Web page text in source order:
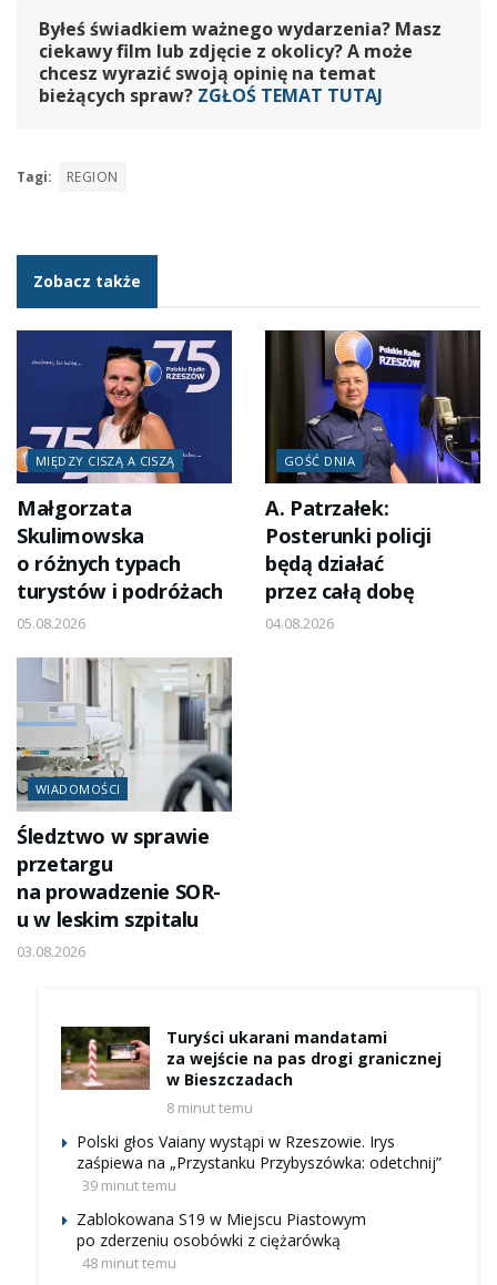
Byłeś świadkiem ważnego wydarzenia? Masz
ciekawy film lub zdjęcie z okolicy? A może
chcesz wyrazić swoją opinię na temat
bieżących spraw? ZGŁOŚ TEMAT TUTAJ
Tagi: REGION
Zobacz także
MIĘDZY CISZĄ A CISZĄ
Małgorzata
Skulimowska
o różnych typach
turystów i podróżach
05.08.2026
GOŚĆ DNIA
A. Patrzałek:
Posterunki policji
będą działać
przez całą dobę
04.08.2026
WIADOMOŚCI
Śledztwo w sprawie
przetargu
na prowadzenie SOR-
u w leskim szpitalu
03.08.2026
Turyści ukarani mandatami
za wejście na pas drogi granicznej
w Bieszczadach
8 minut temu
Polski głos Vaiany wystąpi w Rzeszowie. Irys
zaśpiewa na „Przystanku Przybyszówka: odetchnij”
39 minut temu
Zablokowana S19 w Miejscu Piastowym
po zderzeniu osobówki z ciężarówką
48 minut temu